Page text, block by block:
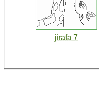
jirafa 7